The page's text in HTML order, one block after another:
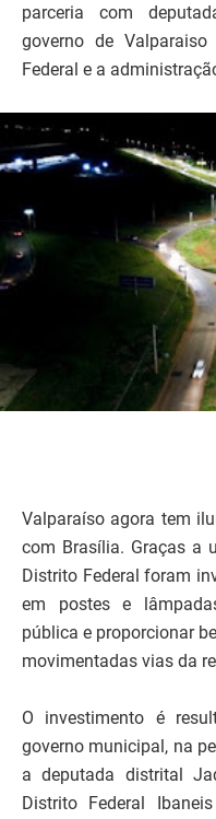
parceria com
governo de
Federal e a
Valparaíso agora tem
com Brasília. Graças a
Distrito Federal foram
em postes e
pública e proporcionar
movimentadas vias da
O investimento é
governo municipal, na
a deputada distrital
Distrito Federal